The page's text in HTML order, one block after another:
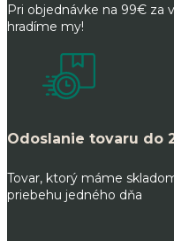
Pri objednávke na 99€ za
hradíme my!
Odoslanie tovaru do
Tovar, ktorý máme
priebehu jedného dňa